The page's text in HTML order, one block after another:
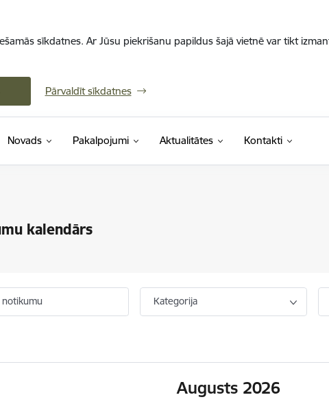
sīkdatnes. Ar Jūsu piekrišanu papildus šajā vietnē var tikt
Pārvaldīt sīkdatnes
Novads Pakalpojumi Aktualitātes Kontakti
kalendārs
Kategorija
Augusts 2026